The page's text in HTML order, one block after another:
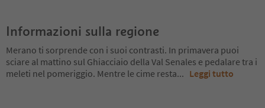
Informazioni sulla regione
Merano ti sorprende con i suoi contrasti. In primavera puoi
sciare al mattino sul Ghiacciaio della Val Senales e pedalare tra i
meleti nel pomeriggio. Mentre le cime resta... Leggi tutto